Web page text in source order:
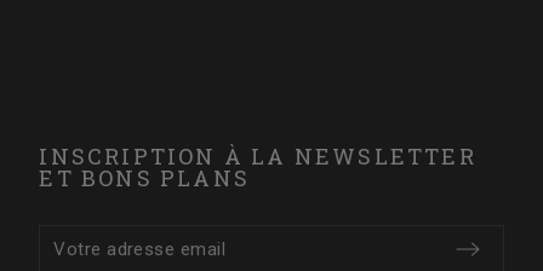
INSCRIPTION À LA NEWSLETTER
ET BONS PLANS